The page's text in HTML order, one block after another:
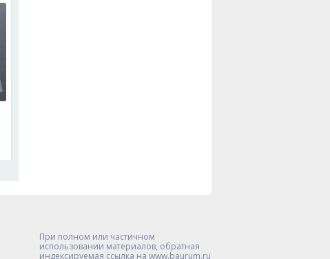
При полном или частичном
использовании материалов, обратная
индексируемая ссылка на www.baurum.ru